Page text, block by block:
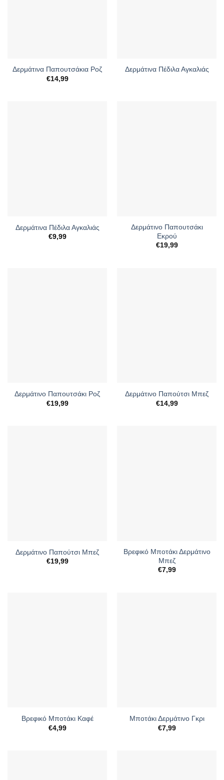
Δερμάτινα Παπουτσάκια Ροζ
€14,99
Δερμάτινα Πέδιλα Αγκαλιάς
Δερμάτινα Πέδιλα Αγκαλιάς
€9,99
Δερμάτινο Παπουτσάκι
Εκρού
€19,99
Δερμάτινο Παπουτσάκι Ροζ
€19,99
Δερμάτινο Παπούτσι Μπεζ
€14,99
Δερμάτινο Παπούτσι Μπεζ
€19,99
Βρεφικό Μποτάκι Δερμάτινο
Μπεζ
€7,99
Βρεφικό Μποτάκι Καφέ
€4,99
Μποτάκι Δερμάτινο Γκρι
€7,99